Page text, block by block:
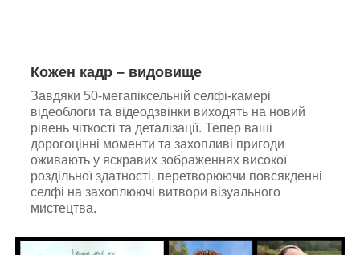
Кожен кадр – видовище
Завдяки 50-мегапіксельній селфі-камері
відеоблоги та відеодзвінки виходять на новий
рівень чіткості та деталізації. Тепер ваші
дорогоцінні моменти та захопливі пригоди
оживають у яскравих зображеннях високої
роздільної здатності, перетворюючи повсякденні
селфі на захоплюючі витвори візуального
мистецтва.